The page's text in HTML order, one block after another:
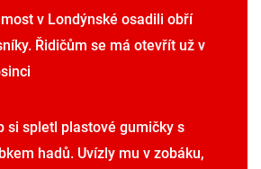
v Londýnské osadili obří
Řidičům se má otevřít už v
si spletl plastové gumičky s
hadů. Uvízly mu v zobáku,